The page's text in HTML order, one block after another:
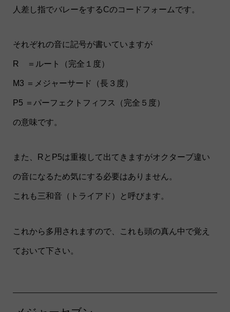
人差し指でバレーをするCのコードフォームです。
それぞれの音に記号が書いていますが
R ＝ルート（完全１度）
M3 ＝メジャーサード（長３度）
P5 ＝パーフェクトフィフス（完全５度）
の意味です。
また、RとP5は重複して出てきますがオクターブ違い
の音になるため気にする必要はありません。
これも三和音（トライアド）と呼びます。
これから多用されますので、これも頭の真ん中で覚え
ておいて下さい。